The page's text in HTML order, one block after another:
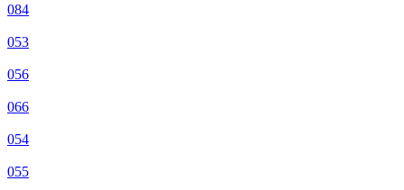
084
053
056
066
054
055